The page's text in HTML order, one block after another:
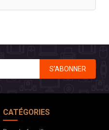
S’ABONNER
CATÉGORIES